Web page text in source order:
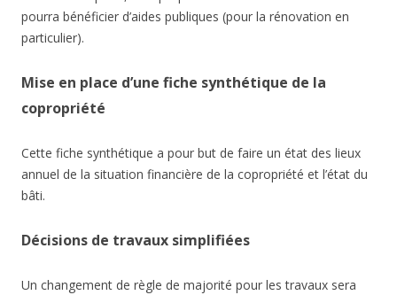
pourra bénéficier d’aides publiques (pour la rénovation en
particulier).
Mise en place d’une fiche synthétique de la
copropriété
Cette fiche synthétique a pour but de faire un état des lieux
annuel de la situation financière de la copropriété et l’état du
bâti.
Décisions de travaux simplifiées
Un changement de règle de majorité pour les travaux sera